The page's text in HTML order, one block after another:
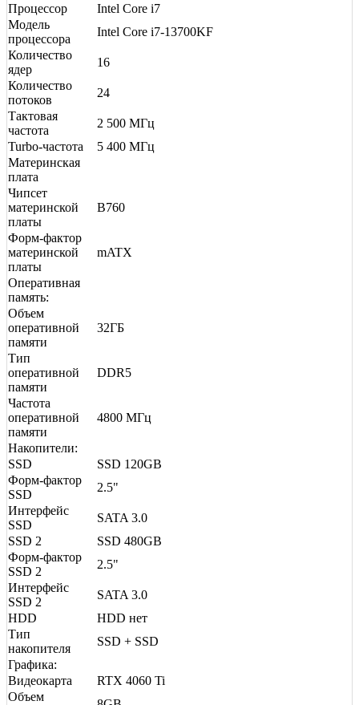
Процессор
Intel Core i7
Модель
процессора
Intel Core i7-13700KF
Количество
ядер
16
Количество
потоков
24
Тактовая
частота
2 500 МГц
Turbo-частота
5 400 МГц
Материнская
плата
Чипсет
материнской
платы
B760
Форм-фактор
материнской
платы
mATX
Оперативная
память:
Объем
оперативной
памяти
32ГБ
Тип
оперативной
памяти
DDR5
Частота
оперативной
памяти
4800 МГц
Накопители:
SSD
SSD 120GB
Форм-фактор
SSD
2.5"
Интерфейс
SSD
SATA 3.0
SSD 2
SSD 480GB
Форм-фактор
SSD 2
2.5"
Интерфейс
SSD 2
SATA 3.0
HDD
HDD нет
Тип
накопителя
SSD + SSD
Графика:
Видеокарта
RTX 4060 Ti
Объем